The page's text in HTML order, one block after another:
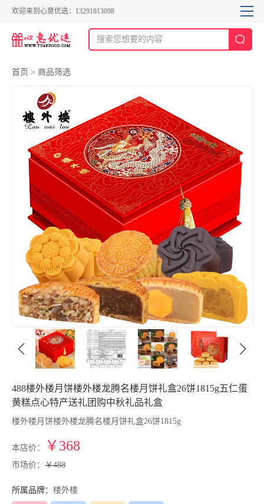
欢迎来到心意优选：13291813098
首页 > 商品筛选
488楼外楼月饼楼外楼龙腾名楼月饼礼盒26饼1815g五仁蛋
黄糕点心特产送礼团购中秋礼品礼盒
楼外楼月饼楼外楼龙腾名楼月饼礼盒26饼1815g
本店价： ￥368
市场价： ￥488
所属品牌： 楼外楼